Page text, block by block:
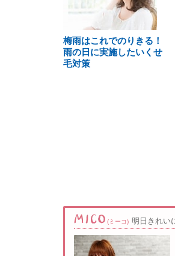
梅雨はこれでのりきる！
雨の日に実施したいくせ
毛対策
(ミーコ) 明日きれい